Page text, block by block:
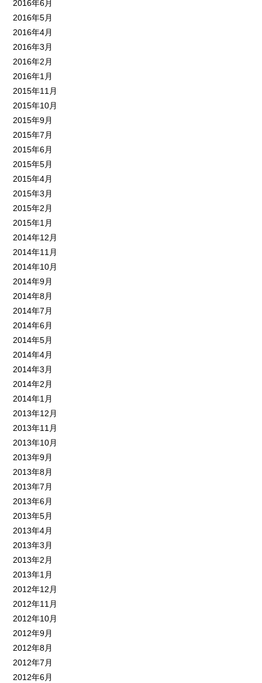
2016年6月
2016年5月
2016年4月
2016年3月
2016年2月
2016年1月
2015年11月
2015年10月
2015年9月
2015年7月
2015年6月
2015年5月
2015年4月
2015年3月
2015年2月
2015年1月
2014年12月
2014年11月
2014年10月
2014年9月
2014年8月
2014年7月
2014年6月
2014年5月
2014年4月
2014年3月
2014年2月
2014年1月
2013年12月
2013年11月
2013年10月
2013年9月
2013年8月
2013年7月
2013年6月
2013年5月
2013年4月
2013年3月
2013年2月
2013年1月
2012年12月
2012年11月
2012年10月
2012年9月
2012年8月
2012年7月
2012年6月